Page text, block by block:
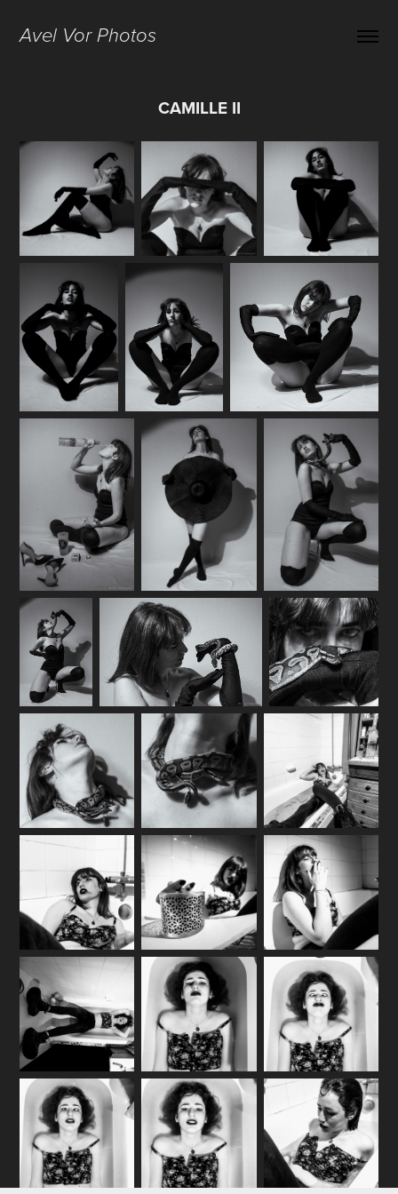
Avel Vor Photos
CAMILLE II